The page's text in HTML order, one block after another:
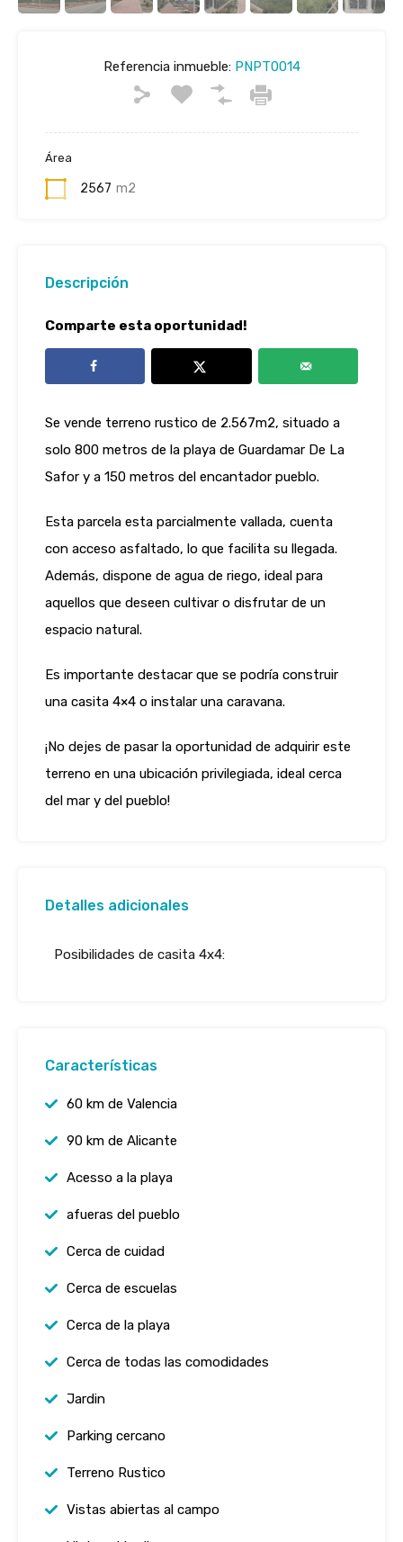
Referencia inmueble:PNPT0014
Área
2567 m2
Descripción
Comparte esta oportunidad!
Se vende terreno rustico de 2.567m2, situado a
solo 800 metros de la playa de Guardamar De La
Safor y a 150 metros del encantador pueblo.
Esta parcela esta parcialmente vallada, cuenta
con acceso asfaltado, lo que facilita su llegada.
Además, dispone de agua de riego, ideal para
aquellos que deseen cultivar o disfrutar de un
espacio natural.
Es importante destacar que se podría construir
una casita 4×4 o instalar una caravana.
¡No dejes de pasar la oportunidad de adquirir este
terreno en una ubicación privilegiada, ideal cerca
del mar y del pueblo!
Detalles adicionales
Posibilidades de casita 4x4:
Características
60 km de Valencia
90 km de Alicante
Acesso a la playa
afueras del pueblo
Cerca de cuidad
Cerca de escuelas
Cerca de la playa
Cerca de todas las comodidades
Jardin
Parking cercano
Terreno Rustico
Vistas abiertas al campo